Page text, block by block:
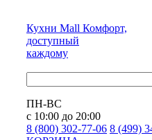
Кухни Mall Комфорт,
доступный
каждому
ПН-ВС
с 10:00 до 20:00
8 (800) 302-77-06 8 (499)